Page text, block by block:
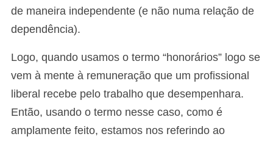
de maneira independente (e não numa relação de
dependência).
Logo, quando usamos o termo “honorários” logo se
vem à mente à remuneração que um profissional
liberal recebe pelo trabalho que desempenhara.
Então, usando o termo nesse caso, como é
amplamente feito, estamos nos referindo ao